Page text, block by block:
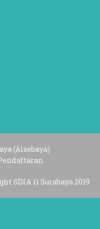
(Alsebaya)
SDIA 11 Surabaya 2019